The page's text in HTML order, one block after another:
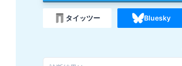
タイッツー Bluesky